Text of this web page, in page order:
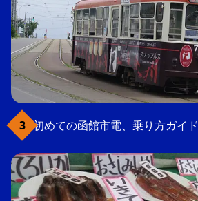
初めての函館市電、乗り方ガイド